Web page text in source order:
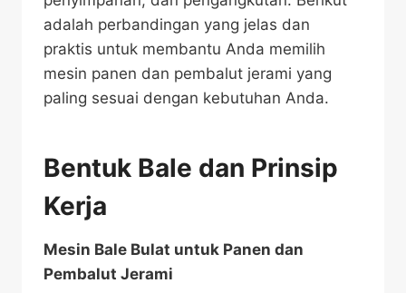
adalah perbandingan yang jelas dan
praktis untuk membantu Anda memilih
mesin panen dan pembalut jerami yang
paling sesuai dengan kebutuhan Anda.
Bentuk Bale dan Prinsip
Kerja
Mesin Bale Bulat untuk Panen dan
Pembalut Jerami